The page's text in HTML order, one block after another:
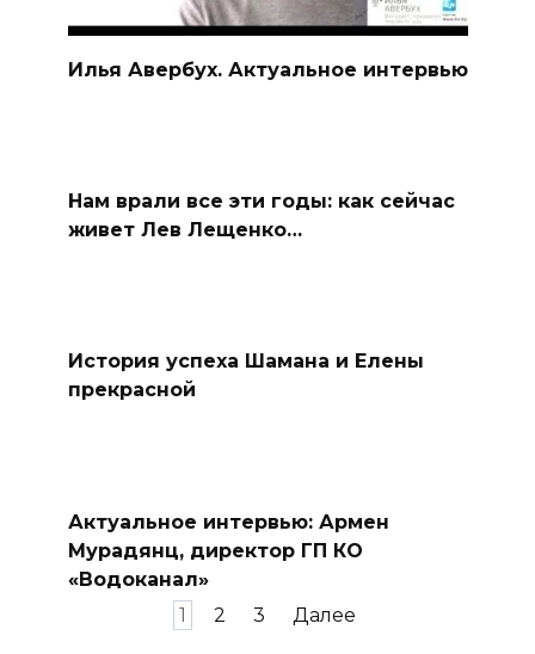
Илья Авербух. Актуальное интервью
Нам врали все эти годы: как сейчас
живет Лев Лещенко…
История успеха Шамана и Елены
прекрасной
Актуальное интервью: Армен
Мурадянц, директор ГП КО
«Водоканал»
1 2 3 Далее